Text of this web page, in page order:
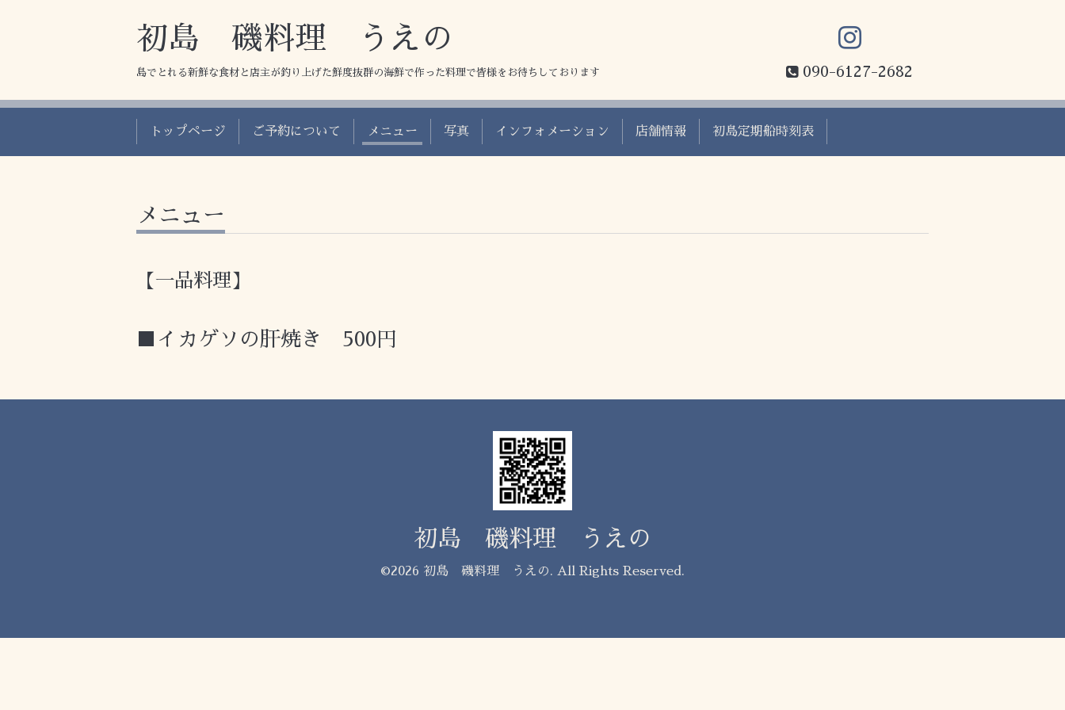
初島 磯料理 うえの
島でとれる新鮮な食材と店主が釣り上げた鮮度抜群の海鮮で作った料理で皆様をお待ちしております 090-6127-2682
トップページ ご予約について メニュー 写真 インフォメーション 店舗情報 初島定期船時刻表
メニュー
【一品料理】
■イカゲソの肝焼き 500円
初島 磯料理 うえの
©2026 初島 磯料理 うえの. All Rights Reserved.